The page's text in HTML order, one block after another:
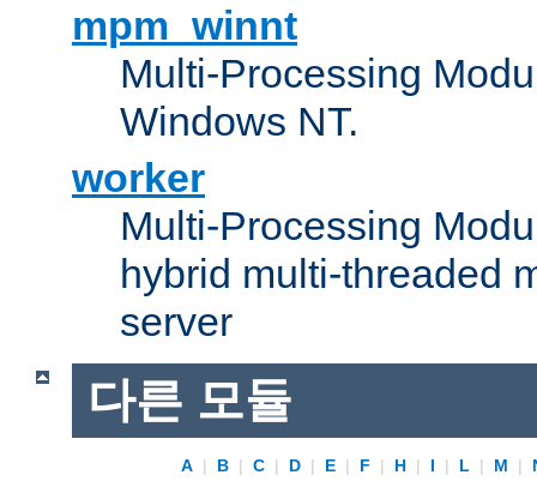
mpm_winnt
Multi-Processing
Windows NT.
worker
Multi-Processing
hybrid multi-threaded
server
다른 모듈
A | B | C | D | E | F | H | I | L | M |